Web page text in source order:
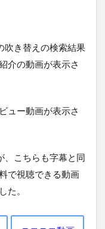
吹き替えの検索結果
介の動画が表示さ
ュー動画が表示さ
、こちらも字幕と同
で視聴できる動画
た。